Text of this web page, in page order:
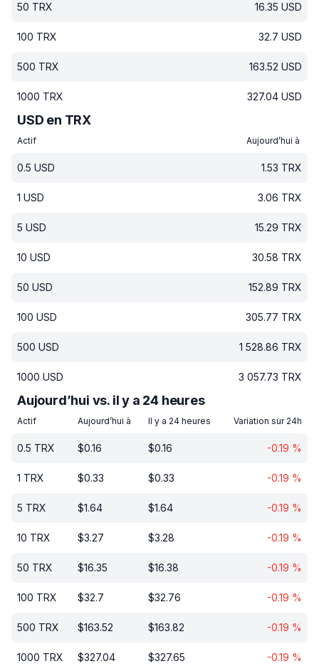
50 TRX 16.35 USD
100 TRX 32.7 USD
500 TRX 163.52 USD
1000 TRX 327.04 USD
USD en TRX
Actif Aujourd’hui à
0.5 USD 1.53 TRX
1 USD 3.06 TRX
5 USD 15.29 TRX
10 USD 30.58 TRX
50 USD 152.89 TRX
100 USD 305.77 TRX
500 USD 1 528.86 TRX
1000 USD 3 057.73 TRX
Aujourd’hui vs. il y a 24 heures
Actif Aujourd’hui à Il y a 24 heures Variation sur 24h
0.5 TRX $0.16 $0.16 -0.19 %
1 TRX $0.33 $0.33 -0.19 %
5 TRX $1.64 $1.64 -0.19 %
10 TRX $3.27 $3.28 -0.19 %
50 TRX $16.35 $16.38 -0.19 %
100 TRX $32.7 $32.76 -0.19 %
500 TRX $163.52 $163.82 -0.19 %
1000 TRX $327.04 $327.65 -0.19 %